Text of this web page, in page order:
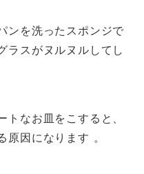
ンを洗ったスポンジで
ラスがヌルヌルしてし
トなお皿をこすると、
原因になります 。